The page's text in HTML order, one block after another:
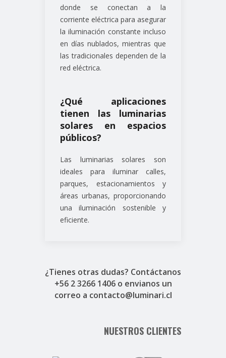
donde se conectan a la
corriente eléctrica para asegurar
la iluminación constante incluso
en días nublados, mientras que
las tradicionales dependen de la
red eléctrica.
¿Qué aplicaciones
tienen las luminarias
solares en espacios
públicos?
Las luminarias solares son
ideales para iluminar calles,
parques, estacionamientos y
áreas urbanas, proporcionando
una iluminación sostenible y
eficiente.
¿Tienes otras dudas? Contáctanos
+56 2 3266 1406o envianos un
correo a contacto@luminari.cl
NUESTROS CLIENTES